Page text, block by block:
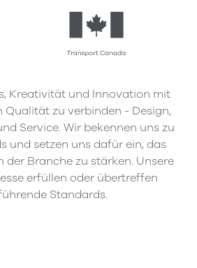
Kreativität und Innovation mit
Qualität zu verbinden - Design,
Service. Wir bekennen uns zu
und setzen uns dafür ein, das
der Branche zu stärken. Unsere
erfüllen oder übertreffen
Standards.